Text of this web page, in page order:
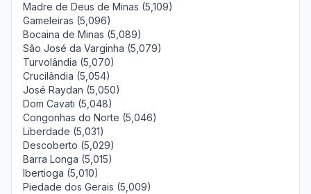
Madre de Deus de Minas (5,109)
Gameleiras (5,096)
Bocaina de Minas (5,089)
São José da Varginha (5,079)
Turvolândia (5,070)
Crucilândia (5,054)
José Raydan (5,050)
Dom Cavati (5,048)
Congonhas do Norte (5,046)
Liberdade (5,031)
Descoberto (5,029)
Barra Longa (5,015)
Ibertioga (5,010)
Piedade dos Gerais (5,009)